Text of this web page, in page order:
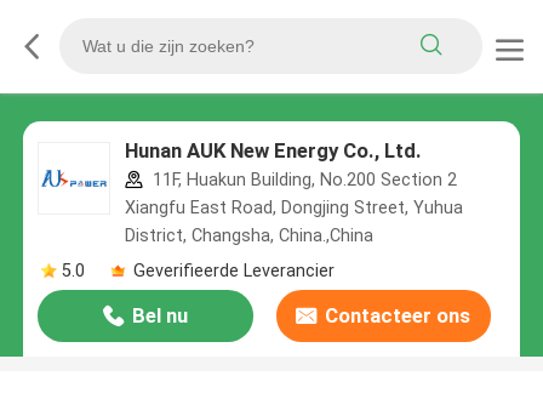
Hunan AUK New Energy Co., Ltd.
11F, Huakun Building, No.200 Section 2
Xiangfu East Road, Dongjing Street, Yuhua
District, Changsha, China.,China
5.0
Geverifieerde Leverancier
Bel nu Contacteer ons